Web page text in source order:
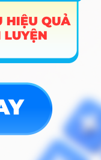
18 6
18
18